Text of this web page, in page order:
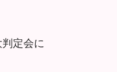
定会に